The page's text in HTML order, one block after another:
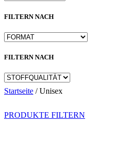
FILTERN NACH
FILTERN NACH
Startseite /Unisex
PRODUKTE FILTERN